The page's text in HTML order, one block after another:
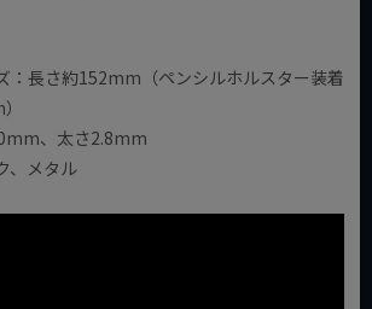
：長さ約152mm（ペンシルホルスター装着
、太さ2.8mm
、メタル